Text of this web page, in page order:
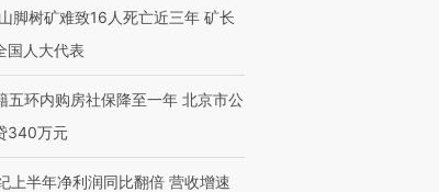
脚树矿难致16人死亡近三年 矿长
国人大代表
五环内购房社保降至一年 北京市公
340万元
上半年净利润同比翻倍 营收增速